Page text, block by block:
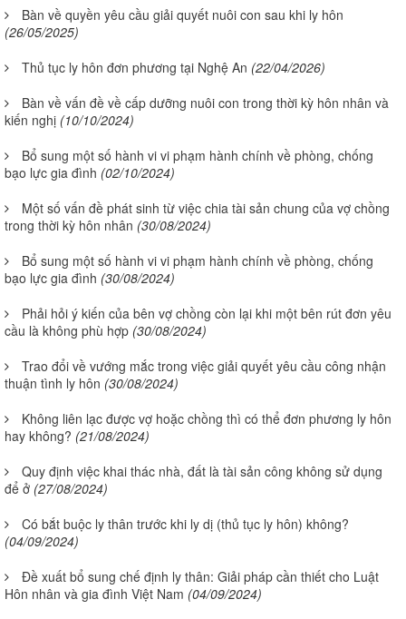
Bàn về quyền yêu cầu giải quyết nuôi con sau khi ly hôn
(26/05/2025)
Thủ tục ly hôn đơn phương tại Nghệ An (22/04/2026)
Bàn về vấn đề về cấp dưỡng nuôi con trong thời kỳ hôn nhân và
kiến nghị (10/10/2024)
Bổ sung một số hành vi vi phạm hành chính về phòng, chống
bạo lực gia đình (02/10/2024)
Một số vấn đề phát sinh từ việc chia tài sản chung của vợ chồng
trong thời kỳ hôn nhân (30/08/2024)
Bổ sung một số hành vi vi phạm hành chính về phòng, chống
bạo lực gia đình (30/08/2024)
Phải hỏi ý kiến của bên vợ chồng còn lại khi một bên rút đơn yêu
cầu là không phù hợp (30/08/2024)
Trao đổi về vướng mắc trong việc giải quyết yêu cầu công nhận
thuận tình ly hôn (30/08/2024)
Không liên lạc được vợ hoặc chồng thì có thể đơn phương ly hôn
hay không? (21/08/2024)
Quy định việc khai thác nhà, đất là tài sản công không sử dụng
để ở (27/08/2024)
Có bắt buộc ly thân trước khi ly dị (thủ tục ly hôn) không?
(04/09/2024)
Đề xuất bổ sung chế định ly thân: Giải pháp cần thiết cho Luật
Hôn nhân và gia đình Việt Nam (04/09/2024)